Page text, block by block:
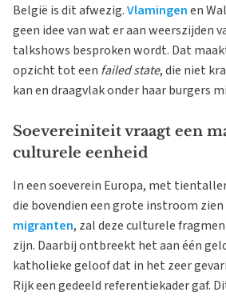
België is dit afwezig.Vlamingenen
geen idee van wat er aan weerszijden
talkshows besproken wordt. Dat
opzicht tot een failed state, die niet
kan en draagvlak onder haar burgers
Soevereiniteit vraagt een
culturele eenheid
In een soeverein Europa, met
die bovendien een grote instroom zien
migranten, zal deze culturele
zijn. Daarbij ontbreekt het aan één
katholieke geloof dat in het zeer
Rijk een gedeeld referentiekader gaf.